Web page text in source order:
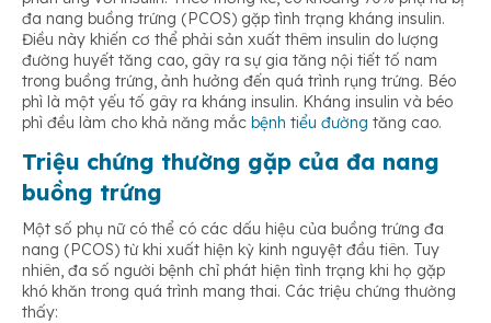
đa nang buồng trứng (PCOS) gặp tình trạng kháng insulin.
Điều này khiến cơ thể phải sản xuất thêm insulin do lượng
đường huyết tăng cao, gây ra sự gia tăng nội tiết tố nam
trong buồng trứng, ảnh hưởng đến quá trình rụng trứng. Béo
phì là một yếu tố gây ra kháng insulin. Kháng insulin và béo
phì đều làm cho khả năng mắc bệnh tiểu đường tăng cao.
Triệu chứng thường gặp của đa nang
buồng trứng
Một số phụ nữ có thể có các dấu hiệu của buồng trứng đa
nang (PCOS) từ khi xuất hiện kỳ kinh nguyệt đầu tiên. Tuy
nhiên, đa số người bệnh chỉ phát hiện tình trạng khi họ gặp
khó khăn trong quá trình mang thai. Các triệu chứng thường
thấy: